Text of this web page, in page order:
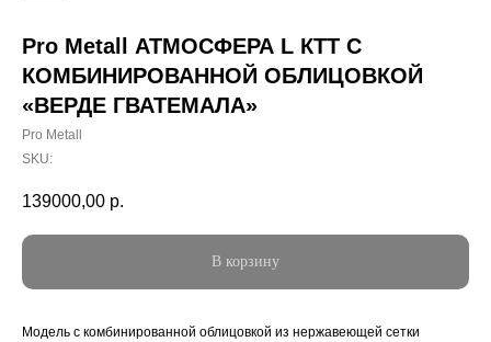
Pro Metall АТМОСФЕРА L КТТ С
КОМБИНИРОВАННОЙ ОБЛИЦОВКОЙ
«ВЕРДЕ ГВАТЕМАЛА»
Pro Metall
SKU:
139000,00 р.
В корзину
Модель с комбинированной облицовкой из нержавеющей сетки